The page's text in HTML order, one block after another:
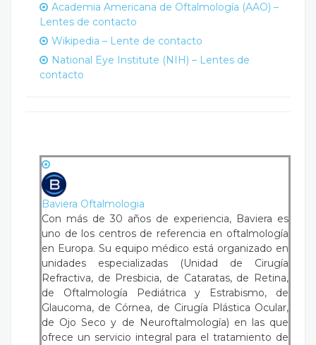
Academia Americana de Oftalmología (AAO) –
Lentes de contacto
Wikipedia – Lente de contacto
National Eye Institute (NIH) – Lentes de
contacto
Baviera Oftalmologia
Con más de 30 años de experiencia, Baviera es
uno de los centros de referencia en oftalmología
en Europa. Su equipo médico está organizado en
unidades especializadas (Unidad de Cirugía
Refractiva, de Presbicia, de Cataratas, de Retina,
de Oftalmología Pediátrica y Estrabismo, de
Glaucoma, de Córnea, de Cirugía Plástica Ocular,
de Ojo Seco y de Neuroftalmología) en las que
ofrece un servicio integral para el tratamiento de